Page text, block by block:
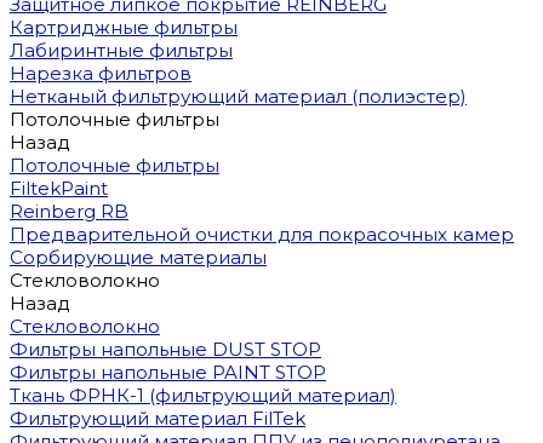
Картриджные фильтры
Лабиринтные фильтры
Нарезка фильтров
Нетканый фильтрующий материал (полиэстер)
Потолочные фильтры
Назад
Потолочные фильтры
FiltekPaint
Reinberg RB
Предварительной очистки для покрасочных камер
Сорбирующие материалы
Стекловолокно
Назад
Стекловолокно
Фильтры напольные DUST STOP
Фильтры напольные PAINT STOP
Ткань ФРНК-1 (фильтрующий материал)
Фильтрующий материал FilTek